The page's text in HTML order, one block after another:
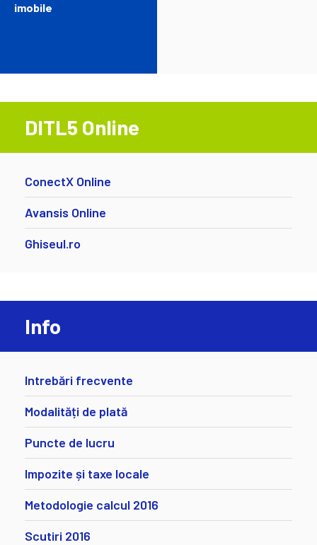
imobile
DITL5 Online
ConectX Online
Avansis Online
Ghiseul.ro
Info
Intrebări frecvente
Modalități de plată
Puncte de lucru
Impozite și taxe locale
Metodologie calcul 2016
Scutiri 2016